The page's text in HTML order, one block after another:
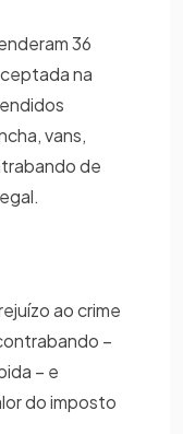
36
na
vans,
de
ao crime
–
– e
do imposto